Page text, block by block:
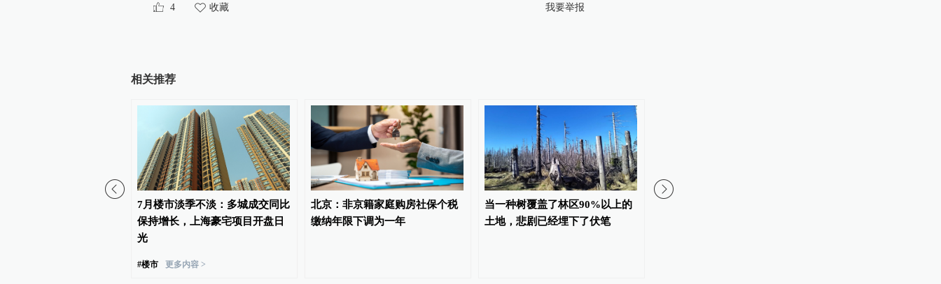
4 收藏 我要举报
相关推荐
7月楼市淡季不淡：多城成交同比
保持增长，上海豪宅项目开盘日
光
#楼市 更多内容 >
北京：非京籍家庭购房社保个税
缴纳年限下调为一年
当一种树覆盖了林区90%以上的
土地，悲剧已经埋下了伏笔